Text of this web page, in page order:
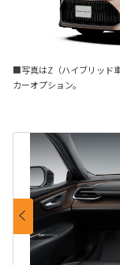
■写真はZ（ハイブリッド
カーオプション。